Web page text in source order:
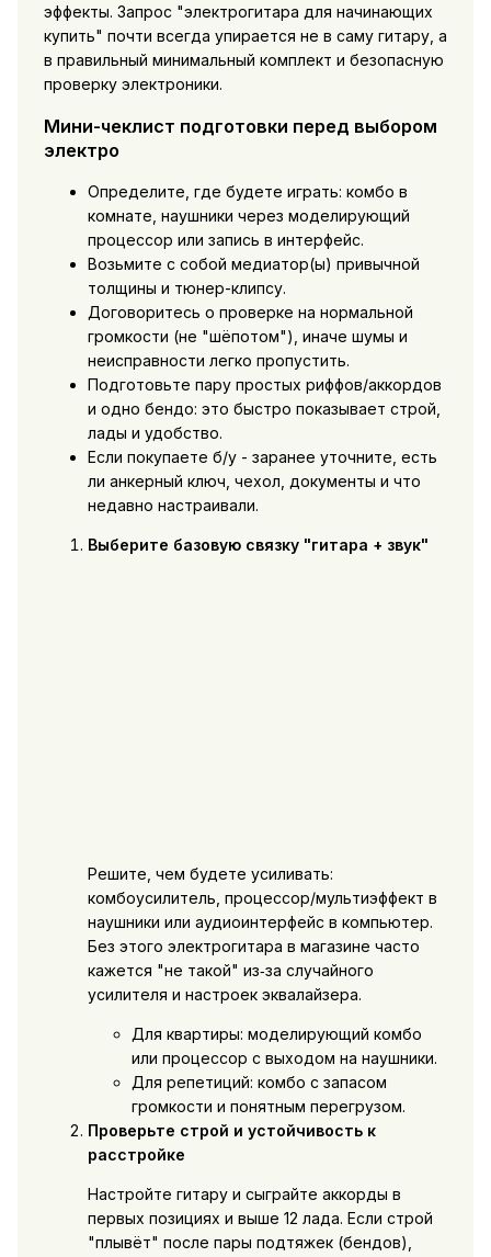
эффекты. Запрос "электрогитара для начинающих
купить" почти всегда упирается не в саму гитару, а
в правильный минимальный комплект и безопасную
проверку электроники.
Мини-чеклист подготовки перед выбором
электро
Определите, где будете играть: комбо в
комнате, наушники через моделирующий
процессор или запись в интерфейс.
Возьмите с собой медиатор(ы) привычной
толщины и тюнер-клипсу.
Договоритесь о проверке на нормальной
громкости (не "шёпотом"), иначе шумы и
неисправности легко пропустить.
Подготовьте пару простых риффов/аккордов
и одно бендо: это быстро показывает строй,
лады и удобство.
Если покупаете б/у - заранее уточните, есть
ли анкерный ключ, чехол, документы и что
недавно настраивали.
Выберите базовую связку "гитара + звук"
Решите, чем будете усиливать:
комбоусилитель, процессор/мультиэффект в
наушники или аудиоинтерфейс в компьютер.
Без этого электрогитара в магазине часто
кажется "не такой" из‑за случайного
усилителя и настроек эквалайзера.
Для квартиры: моделирующий комбо
или процессор с выходом на наушники.
Для репетиций: комбо с запасом
громкости и понятным перегрузом.
Проверьте строй и устойчивость к
расстройке
Настройте гитару и сыграйте аккорды в
первых позициях и выше 12 лада. Если строй
"плывёт" после пары подтяжек (бендов),